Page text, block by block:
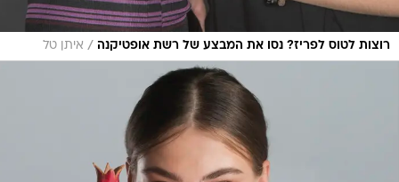
רוצות לטוס לפריז? נסו את המבצע של רשת אופטיקנה / איתן טל